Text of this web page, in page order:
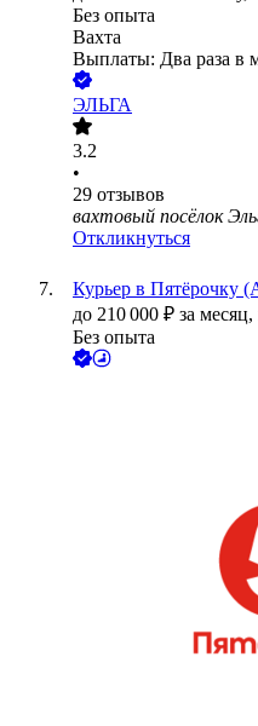
Без опыта
Вахта
Выплаты: Два раза в
ЭЛЬГА
3.2
•
29 отзывов
вахтовый посёлок
Откликнуться
Курьер в Пятёрочку
до 210 000 ₽ за месяц,
Без опыта